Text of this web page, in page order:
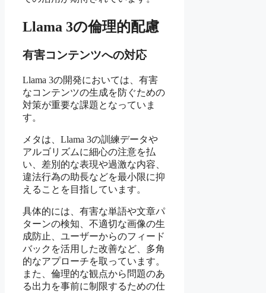
Llama 3の倫理的配慮
有害コンテンツへの対応
Llama 3の開発においては、有害
なコンテンツの生成を防ぐための
対策が重要な課題となっていま
す。
メタは、Llama 3の訓練データや
アルゴリズムに細心の注意を払
い、差別的な表現や過激な内容、
違法行為の助長などを最小限に抑
えることを目指しています。
具体的には、有害な単語や文章パ
ターンの検知、不適切な画像の生
成防止、ユーザーからのフィード
バックを活用した改善など、多角
的なアプローチを取っています。
また、倫理的な観点から問題のあ
る出力を事前に制限するための仕